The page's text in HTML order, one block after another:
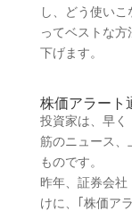
し、どう使い
ってベストな方
下げます。
株価アラート
投資家は、早く
筋のニュース、
ものです。
昨年、証券会社
けに、｢株価ア